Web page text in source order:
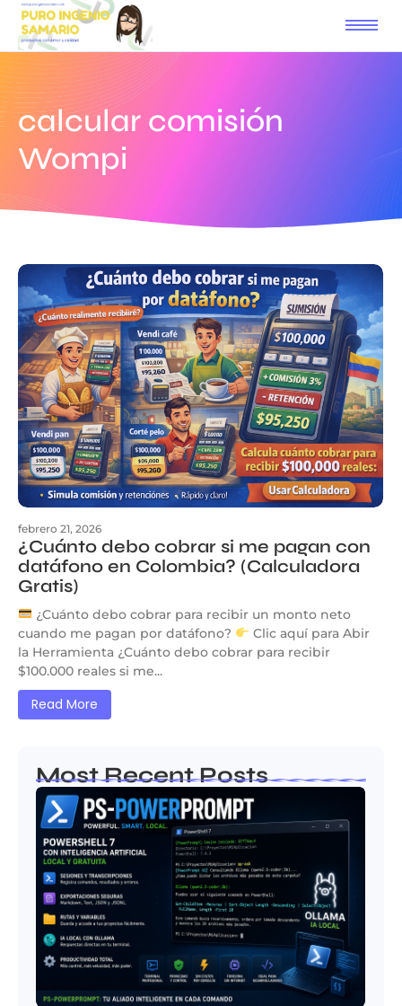
calcular comisión
Wompi
febrero 21, 2026
¿Cuánto debo cobrar si me pagan con
datáfono en Colombia? (Calculadora
Gratis)
¿Cuánto debo cobrar para recibir un monto neto
cuando me pagan por datáfono?
Clic aquí para Abir
la Herramienta ¿Cuánto debo cobrar para recibir
$100.000 reales si me...
Read More
Most Recent Posts